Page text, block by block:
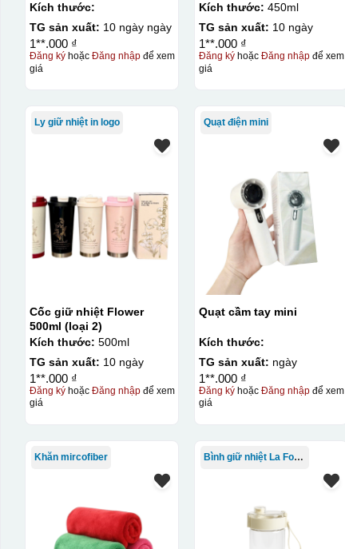
In logo 1 mặt
Kiểu hộp:
Hộp xi lót lụa
Kích thước:
TG sản xuất: 10 ngày ngày
1**.000 ₫
Đăng kýhoặc Đăng nhậpđể xem
giá
Kích thước: 450ml
TG sản xuất: 10 ngày
1**.000 ₫
Đăng ký hoặcĐăng nhập để xem
giá
Ly giữ nhiệt in logo
Cốc giữ nhiệt Flower
500ml (loại 2)
Kích thước: 500ml
TG sản xuất: 10 ngày
1**.000 ₫
Đăng kýhoặc Đăng nhậpđể xem
giá
Quạt điện mini
Quạt cầm tay mini
Kích thước:
TG sản xuất: ngày
1**.000 ₫
Đăng ký hoặcĐăng nhập để xem
giá
Khăn mircofiber Bình giữ nhiệt La Fonte